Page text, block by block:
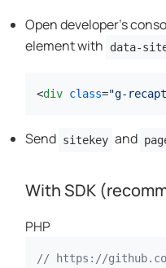
Open developer's
element with
data-
<div class="g-
Send sitekey and
With SDK
PHP
// https://